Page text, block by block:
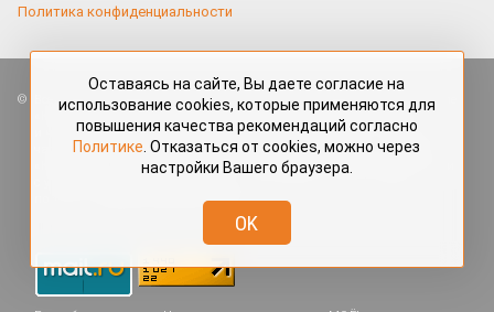
Политика конфиденциальности
Все права защищены. Любые материалы, размещённые на портале
«Красраб.ру» сотрудниками редакции, нештатными авторами
и читателями, являются объектами авторского права. Полное или
частичное использование материалов, размещённых на портале
«Красраб.ру», допускается только с письменного согласия редакции
redaktor@krasrab.krsn.ru.
Оставаясь на сайте, Вы даете согласие на
использование cookies, которые применяются для
повышения качества рекомендаций согласно
Политике . Отказаться от cookies, можно через
настройки Вашего браузера.
OK